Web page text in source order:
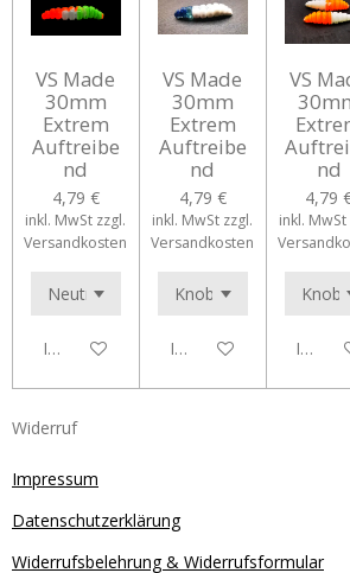
VS Made
30mm
Extrem
Auftreibe
nd
4,79 €
inkl. MwSt zzgl.
Versandkosten
In den Warenkorb
VS Made
30mm
Extrem
Auftreibe
nd
4,79 €
inkl. MwSt zzgl.
Versandkosten
In den Warenkorb
VS
nd
4,79
inkl. MwSt
In den
Widerruf
Impressum
Datenschutzerklärung
Widerrufsbelehrung & Widerrufsformular